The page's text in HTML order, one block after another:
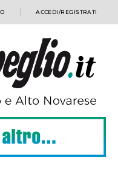
ACCEDI/REGISTRATI